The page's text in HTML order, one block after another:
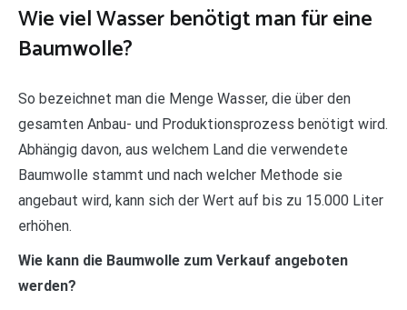
Wie viel Wasser benötigt man für eine
Baumwolle?
So bezeichnet man die Menge Wasser, die über den
gesamten Anbau- und Produktionsprozess benötigt wird.
Abhängig davon, aus welchem Land die verwendete
Baumwolle stammt und nach welcher Methode sie
angebaut wird, kann sich der Wert auf bis zu 15.000 Liter
erhöhen.
Wie kann die Baumwolle zum Verkauf angeboten
werden?